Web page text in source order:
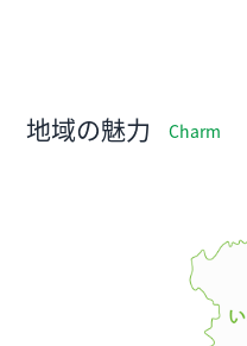
地域の魅力 Charm